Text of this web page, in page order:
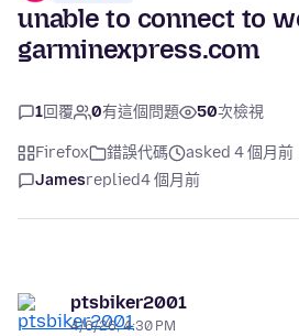
unable to connect to
garminexpress.com
1回覆 0有這個問題 50次檢視
Firefox 錯誤代碼
asked 4 個月前
Jamesreplied4 個月前
ptsbiker2001
4/6/26, 4:30 PM